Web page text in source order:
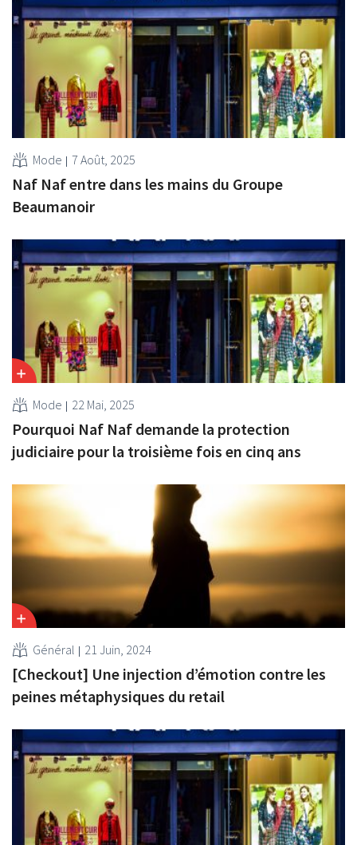
Mode 7 Août, 2025
Naf Naf entre dans les mains du Groupe
Beaumanoir
Mode 22 Mai, 2025
Pourquoi Naf Naf demande la protection
judiciaire pour la troisième fois en cinq ans
Général 21 Juin, 2024
[Checkout] Une injection d’émotion contre les
peines métaphysiques du retail